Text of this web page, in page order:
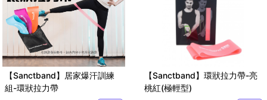
【Sanctband】居家爆汗訓練
組-環狀拉力帶
【Sanctband】環狀拉力帶-亮
桃紅(極輕型)